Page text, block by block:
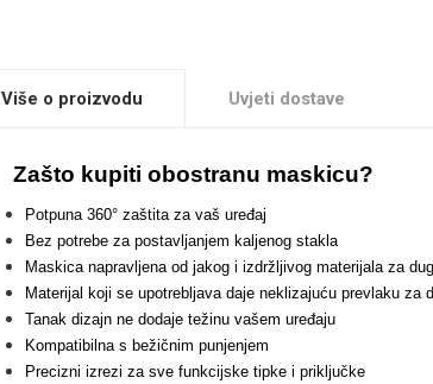
Više o proizvodu Uvjeti dostave
Zašto kupiti obostranu maskicu?
Potpuna 360° zaštita za vaš uređaj
Bez potrebe za postavljanjem kaljenog stakla
Maskica napravljena od jakog i izdržljivog materijala za
Materijal koji se upotrebljava daje neklizajuću prevlaku za
Tanak dizajn ne dodaje težinu vašem uređaju
Kompatibilna s bežičnim punjenjem
Precizni izrezi za sve funkcijske tipke i priključke